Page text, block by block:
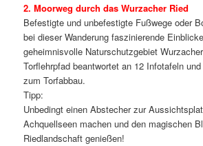
2. Moorweg durch das Wurzacher Ried
Befestigte und unbefestigte Fußwege oder
bei dieser Wanderung faszinierende
geheimnisvolle Naturschutzgebiet
Torflehrpfad beantwortet an 12 Infotafeln
zum Torfabbau.
Tipp:
Unbedingt einen Abstecher zur
Achquellseen machen und den magischen
Riedlandschaft genießen!